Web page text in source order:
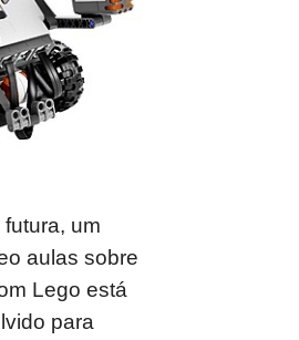
um
aulas sobre
Lego está
para